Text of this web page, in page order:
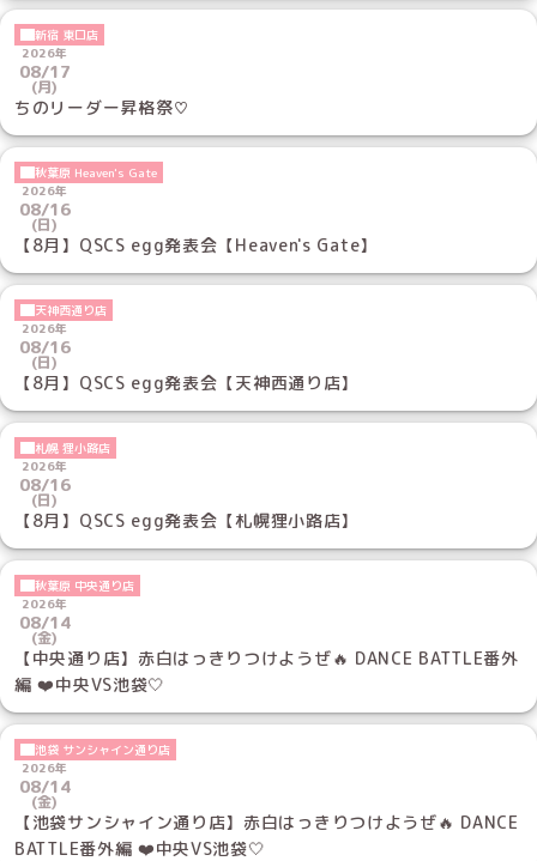
新宿 東口店
2026年
08/17
(月)
ちのリーダー昇格祭♡
秋葉原 Heaven's Gate
2026年
08/16
(日)
【8月】QSCS egg発表会【Heaven's Gate】
天神西通り店
2026年
08/16
(日)
【8月】QSCS egg発表会【天神西通り店】
札幌 狸小路店
2026年
08/16
(日)
【8月】QSCS egg発表会【札幌狸小路店】
秋葉原 中央通り店
2026年
08/14
(金)
【中央通り店】赤白はっきりつけようぜ🔥 DANCE BATTLE番外
編 ❤️中央VS池袋🤍
池袋 サンシャイン通り店
2026年
08/14
(金)
【池袋サンシャイン通り店】赤白はっきりつけようぜ🔥 DANCE
BATTLE番外編 ❤️中央VS池袋🤍